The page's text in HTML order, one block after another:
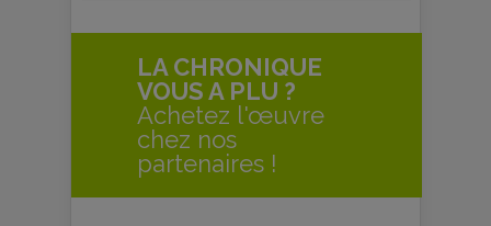
LA CHRONIQUE
VOUS A PLU ?
Achetez l'œuvre
chez nos
partenaires !